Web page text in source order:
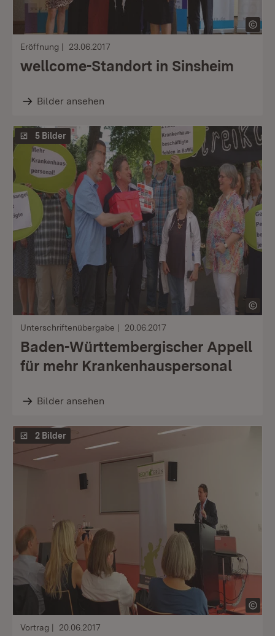
Eröffnung 23.06.2017
wellcome-Standort in Sinsheim
Bilder ansehen
5 Bilder
Unterschriftenübergabe 20.06.2017
Baden-Württembergischer Appell
für mehr Krankenhauspersonal
Bilder ansehen
2 Bilder
Vortrag 20.06.2017